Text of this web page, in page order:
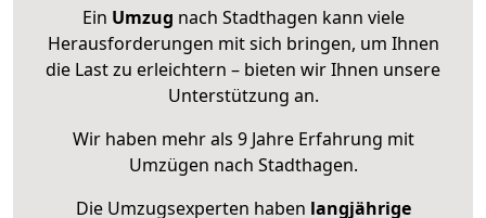
Ein Umzug nach Stadthagen kann viele
Herausforderungen mit sich bringen, um Ihnen
die Last zu erleichtern – bieten wir Ihnen unsere
Unterstützung an.
Wir haben mehr als 9 Jahre Erfahrung mit
Umzügen nach Stadthagen.
Die Umzugsexperten haben langjährige